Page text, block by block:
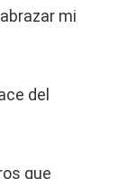
mi
del
que